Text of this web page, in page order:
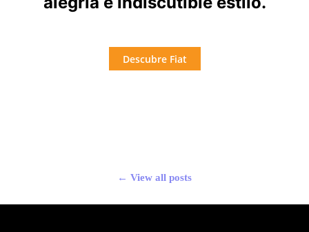
Descubre Fiat
← View all posts